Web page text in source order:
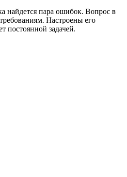
найдется пара ошибок. Вопрос в
Настроены его
постоянной задачей.